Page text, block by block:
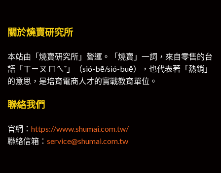
關於燒賣研究所
本站由「燒賣研究所」營運。「燒賣」一詞，來自零售的台
語「ㄒㄧㄡ ㄇㄟˇ」（sió-bē/sió-buē），也代表著「熱銷」
的意思，是培育電商人才的實戰教育單位。
聯絡我們
官網： https://www.shumai.com.tw/
聯絡信箱： service@shumai.com.tw